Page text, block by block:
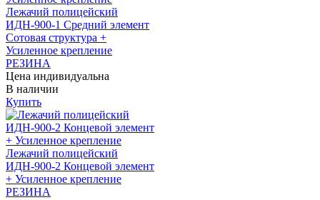
Лежачий полицейский
ИДН-900-1 Средний элемент
Сотовая структура +
Усиленное крепление
РЕЗИНА
Цена индивидуальна
В наличии
Купить
Лежачий полицейский
ИДН-900-2 Концевой элемент
+ Усиленное крепление
РЕЗИНА